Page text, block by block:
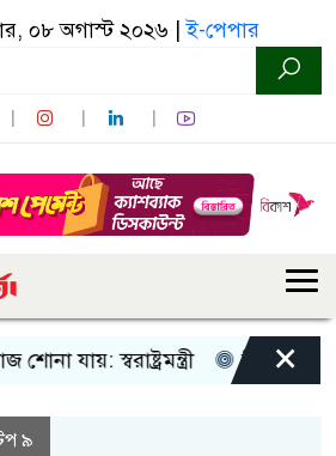
০৮ অগাস্ট ২০২৬ |ই-পেপার
যায়: স্বরাষ্ট্রমন্ত্রী তিন দিনের
×
৯